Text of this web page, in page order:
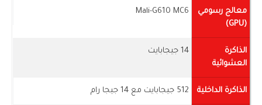
معالج رسومي
(GPU)
Mali-G610 MC6
الذاكرة
العشوائية
14 جيجابايت
الذاكرة الداخلية 512 جيجابايت مع 14 جيجا رام